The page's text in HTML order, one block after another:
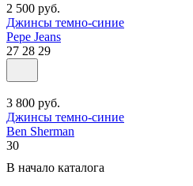
2 500 руб.
Джинсы темно-синие
Pepe Jeans
27 28 29
3 800 руб.
Джинсы темно-синие
Ben Sherman
30
В начало каталога